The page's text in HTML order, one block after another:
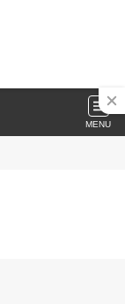
MENU